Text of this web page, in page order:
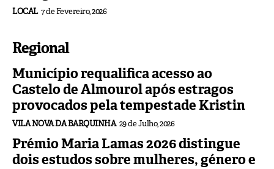
LOCAL 7 de Fevereiro, 2026
Regional
Município requalifica acesso ao
Castelo de Almourol após estragos
provocados pela tempestade Kristin
VILA NOVA DA BARQUINHA 29 de Julho, 2026
Prémio Maria Lamas 2026 distingue
dois estudos sobre mulheres, género e